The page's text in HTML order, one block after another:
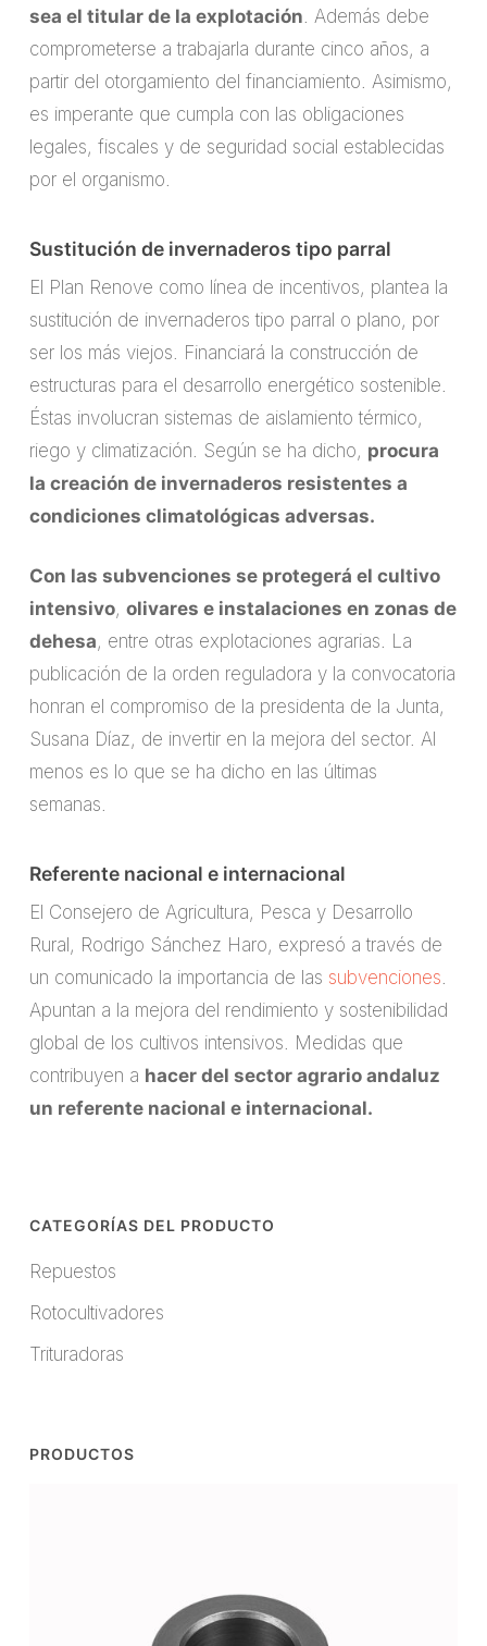
sea el titular de la explotación. Además debe
comprometerse a trabajarla durante cinco años, a
partir del otorgamiento del financiamiento. Asimismo,
es imperante que cumpla con las obligaciones
legales, fiscales y de seguridad social establecidas
por el organismo.
Sustitución de invernaderos tipo parral
El Plan Renove como línea de incentivos, plantea la
sustitución de invernaderos tipo parral o plano, por
ser los más viejos. Financiará la construcción de
estructuras para el desarrollo energético sostenible.
Éstas involucran sistemas de aislamiento térmico,
riego y climatización. Según se ha dicho, procura
la creación de invernaderos resistentes a
condiciones climatológicas adversas.
Con las subvenciones se protegerá el cultivo
intensivo, olivares e instalaciones en zonas de
dehesa, entre otras explotaciones agrarias. La
publicación de la orden reguladora y la convocatoria
honran el compromiso de la presidenta de la Junta,
Susana Díaz, de invertir en la mejora del sector. Al
menos es lo que se ha dicho en las últimas
semanas.
Referente nacional e internacional
El Consejero de Agricultura, Pesca y Desarrollo
Rural, Rodrigo Sánchez Haro, expresó a través de
un comunicado la importancia de las subvenciones
Apuntan a la mejora del rendimiento y sostenibilidad
global de los cultivos intensivos. Medidas que
contribuyen a hacer del sector agrario andaluz
un referente nacional e internacional.
CATEGORÍAS DEL PRODUCTO
Repuestos
Rotocultivadores
Trituradoras
PRODUCTOS